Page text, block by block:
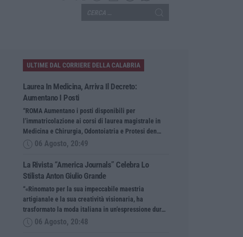
ULTIME DAL CORRIERE DELLA CALABRIA
Laurea In Medicina, Arriva Il Decreto:
Aumentano I Posti
“ROMA Aumentano i posti disponibili per
l’immatricolazione ai corsi di laurea magistrale in
Medicina e Chirurgia, Odontoiatria e Protesi den…
06 Agosto, 20:49
La Rivista “America Journals” Celebra Lo
Stilista Anton Giulio Grande
“«Rinomato per la sua impeccabile maestria
artigianale e la sua creatività visionaria, ha
trasformato la moda italiana in un’espressione dur…
06 Agosto, 20:48